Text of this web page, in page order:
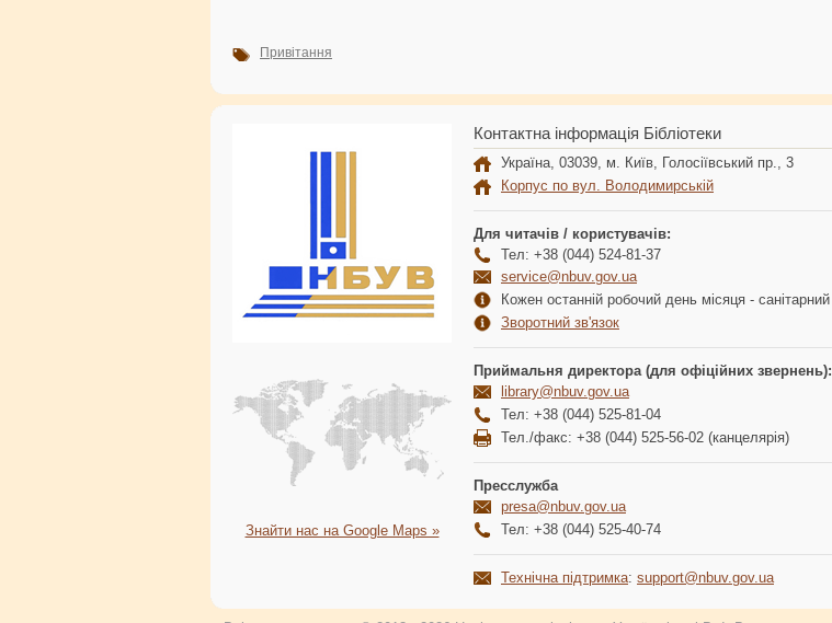
Привітання
Знайти нас на Google Maps »
Контактна інформація Бібліотеки
Україна, 03039, м. Київ, Голосіївський пр., 3
Корпус по вул. Володимирській
Для читачів / користувачів:
Тел: +38 (044) 524-81-37
service@nbuv.gov.ua
Кожен останній робочий день місяця - санітарний
Зворотний зв'язок
Приймальня директора (для офіційних звернень):
library@nbuv.gov.ua
Тел: +38 (044) 525-81-04
Тел./факс: +38 (044) 525-56-02 (канцелярія)
Пресслужба
presa@nbuv.gov.ua
Тел: +38 (044) 525-40-74
Технічна підтримка: support@nbuv.gov.ua